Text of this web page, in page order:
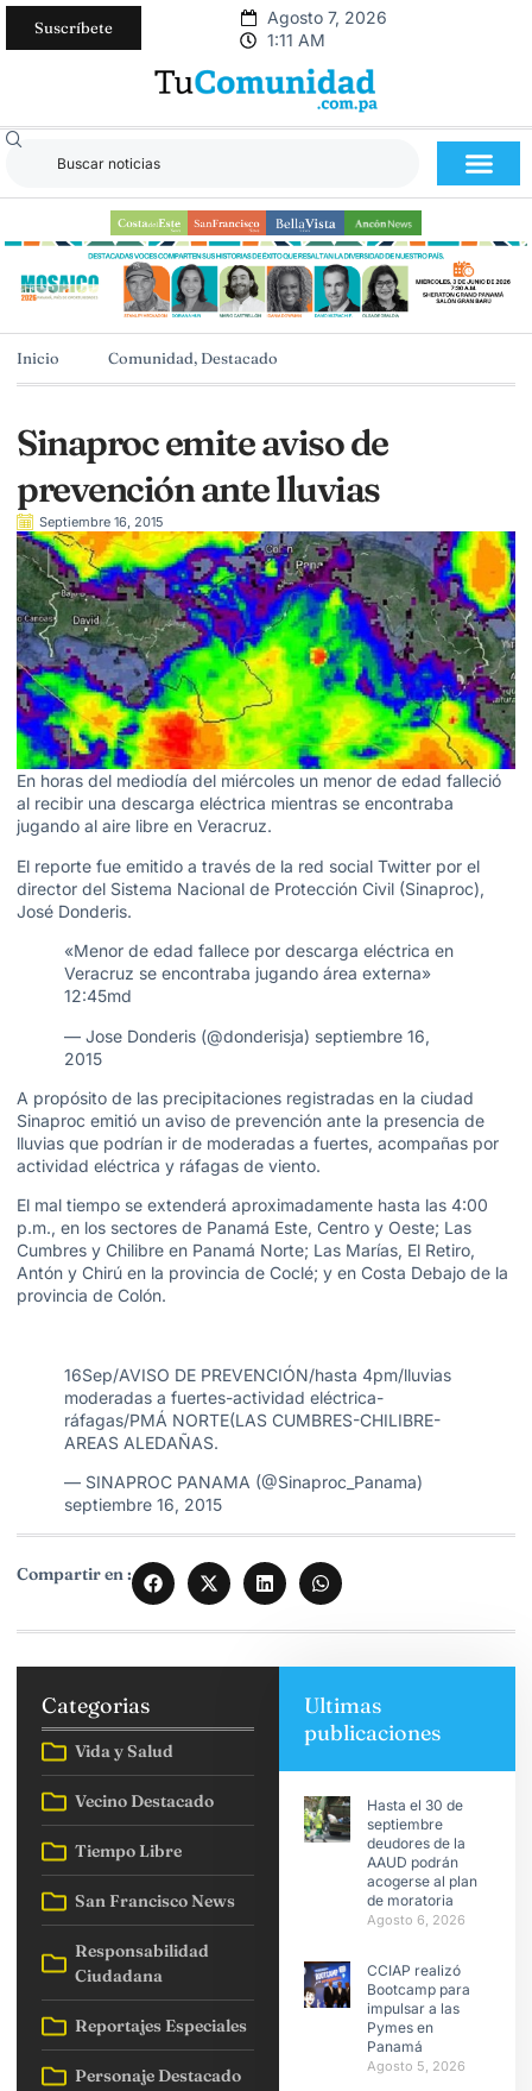
Suscríbete
Agosto 7, 2026
1:11 AM
Inicio Comunidad, Destacado
Sinaproc emite aviso de
prevención ante lluvias
Septiembre 16, 2015
En horas del mediodía del miércoles un menor de edad falleció
al recibir una descarga eléctrica mientras se encontraba
jugando al aire libre en Veracruz.
El reporte fue emitido a través de la red social Twitter por el
director del Sistema Nacional de Protección Civil (Sinaproc),
José Donderis.
«Menor de edad fallece por descarga eléctrica en
Veracruz se encontraba jugando área externa»
12:45md
— Jose Donderis (@donderisja) septiembre 16,
2015
A propósito de las precipitaciones registradas en la ciudad
Sinaproc emitió un aviso de prevención ante la presencia de
lluvias que podrían ir de moderadas a fuertes, acompañas por
actividad eléctrica y ráfagas de viento.
El mal tiempo se extenderá aproximadamente hasta las 4:00
p.m., en los sectores de Panamá Este, Centro y Oeste; Las
Cumbres y Chilibre en Panamá Norte; Las Marías, El Retiro,
Antón y Chirú en la provincia de Coclé; y en Costa Debajo de la
provincia de Colón.
16Sep/AVISO DE PREVENCIÓN/hasta 4pm/lluvias
moderadas a fuertes-actividad eléctrica-
ráfagas/PMÁ NORTE(LAS CUMBRES-CHILIBRE-
AREAS ALEDAÑAS.
— SINAPROC PANAMA (@Sinaproc_Panama)
septiembre 16, 2015
Compartir en :
Categorias
Vida y Salud
Vecino Destacado
Tiempo Libre
San Francisco News
Responsabilidad
Ciudadana
Reportajes Especiales
Personaje Destacado
Ultimas
publicaciones
Hasta el 30 de
septiembre
deudores de la
AAUD podrán
acogerse al plan
de moratoria
Agosto 6, 2026
CCIAP realizó
Bootcamp para
impulsar a las
Pymes en
Panamá
Agosto 5, 2026